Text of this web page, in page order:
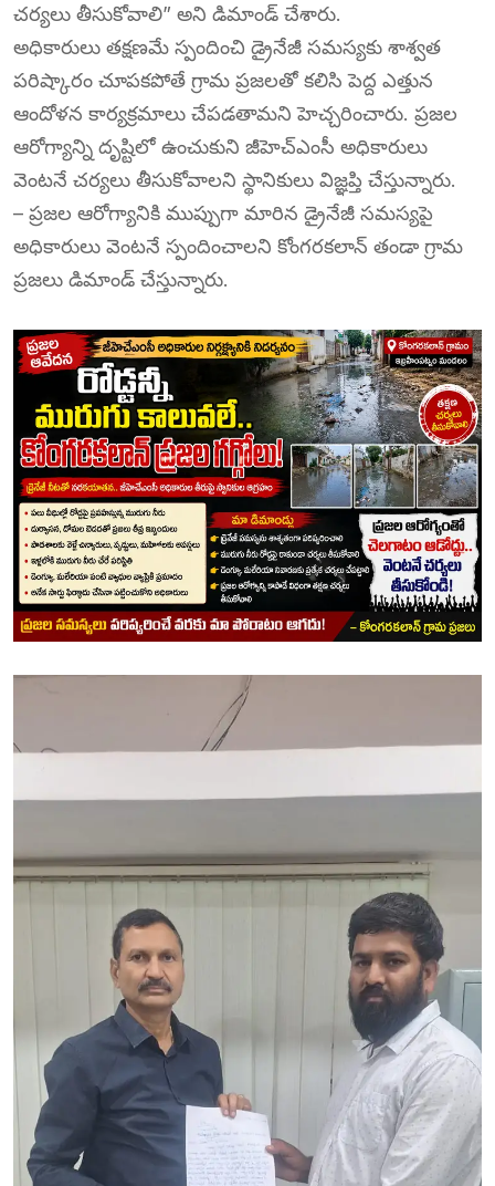
చర్యలు తీసుకోవాలి” అని డిమాండ్ చేశారు.
అధికారులు తక్షణమే స్పందించి డ్రైనేజీ సమస్యకు శాశ్వత
పరిష్కారం చూపకపోతే గ్రామ ప్రజలతో కలిసి పెద్ద ఎత్తున
ఆందోళన కార్యక్రమాలు చేపడతామని హెచ్చరించారు. ప్రజల
ఆరోగ్యాన్ని దృష్టిలో ఉంచుకుని జీహెచ్ఎంసీ అధికారులు
వెంటనే చర్యలు తీసుకోవాలని స్థానికులు విజ్ఞప్తి చేస్తున్నారు.
– ప్రజల ఆరోగ్యానికి ముప్పుగా మారిన డ్రైనేజీ సమస్యపై
అధికారులు వెంటనే స్పందించాలని కోంగరకలాన్ తండా గ్రామ
ప్రజలు డిమాండ్ చేస్తున్నారు.